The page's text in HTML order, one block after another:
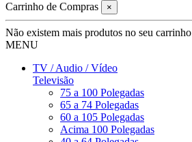
Carrinho de Compras
×
Não existem mais produtos no seu carrinho
MENU
TV / Audio / Vídeo
Televisão
75 a 100 Polegadas
65 a 74 Polegadas
60 a 105 Polegadas
Acima 100 Polegadas